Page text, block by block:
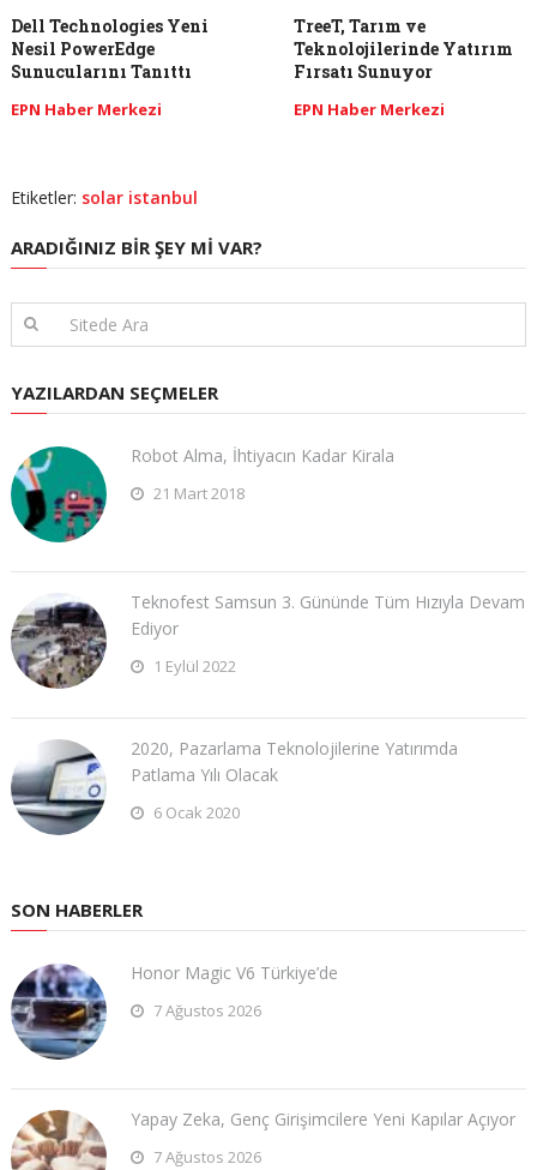
Dell Technologies Yeni
Nesil PowerEdge
Sunucularını Tanıttı
EPN Haber Merkezi
TreeT, Tarım ve
Teknolojilerinde Yatırım
Fırsatı Sunuyor
EPN Haber Merkezi
Etiketler: solar istanbul
ARADIĞINIZ BIR ŞEY MI VAR?
YAZILARDAN SEÇMELER
Robot Alma, İhtiyacın Kadar Kirala
21 Mart 2018
Teknofest Samsun 3. Gününde Tüm Hızıyla Devam
Ediyor
1 Eylül 2022
2020, Pazarlama Teknolojilerine Yatırımda
Patlama Yılı Olacak
6 Ocak 2020
SON HABERLER
Honor Magic V6 Türkiye’de
7 Ağustos 2026
Yapay Zeka, Genç Girişimcilere Yeni Kapılar Açıyor
7 Ağustos 2026